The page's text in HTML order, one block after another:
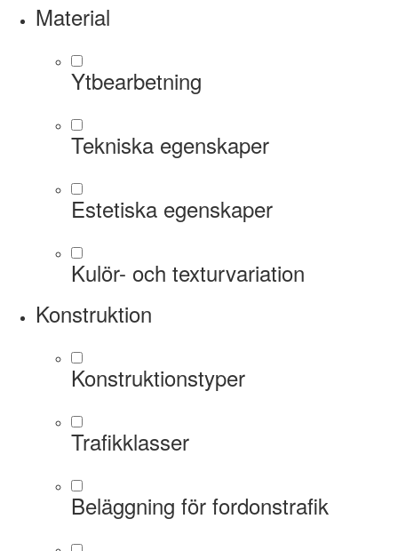
Material
Ytbearbetning
Tekniska egenskaper
Estetiska egenskaper
Kulör- och texturvariation
Konstruktion
Konstruktionstyper
Trafikklasser
Beläggning för fordonstrafik